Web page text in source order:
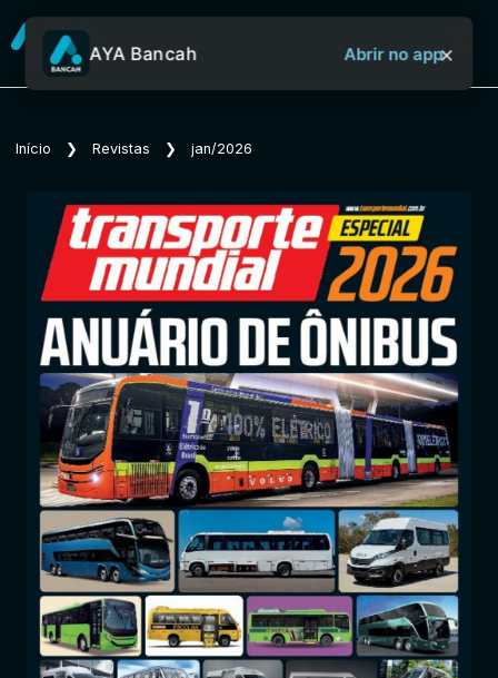
Sobre o Aya Bancah
Início
Revistas
Jornais
Notícias
Entrar
AYA Bancah Abrir no app×
Início ❯ Revistas ❯ jan/2026